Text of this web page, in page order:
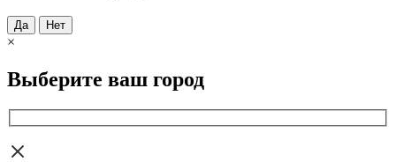
Да Нет
×
Выберите ваш город